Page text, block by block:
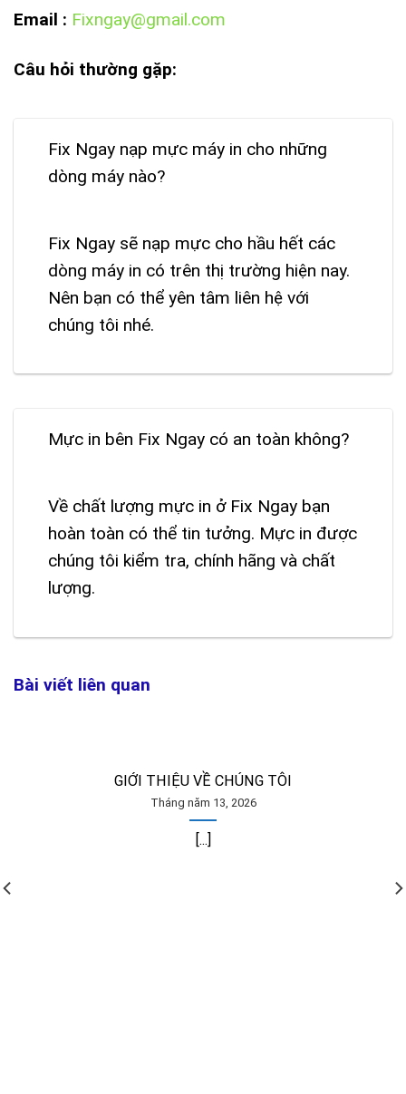
Email : Fixngay@gmail.com
Câu hỏi thường gặp:
Fix Ngay nạp mực máy in cho những
dòng máy nào?
Fix Ngay sẽ nạp mực cho hầu hết các
dòng máy in có trên thị trường hiện nay.
Nên bạn có thể yên tâm liên hệ với
chúng tôi nhé.
Mực in bên Fix Ngay có an toàn không?
Về chất lượng mực in ở Fix Ngay bạn
hoàn toàn có thể tin tưởng. Mực in được
chúng tôi kiểm tra, chính hãng và chất
lượng.
Bài viết liên quan
GIỚI THIỆU VỀ CHÚNG TÔI
Tháng năm 13, 2026
[...]